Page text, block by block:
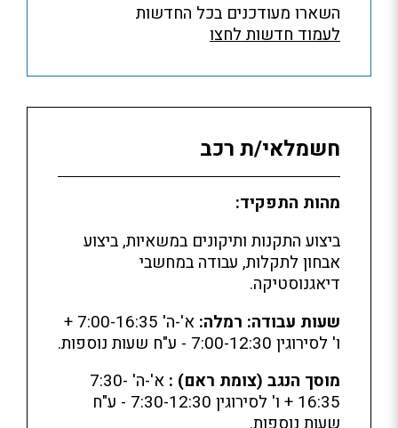
השארו מעודכנים בכל החדשות
לעמוד חדשות לחצו
חשמלאי/ת רכב
מהות התפקיד:
ביצוע התקנות ותיקונים במשאיות, ביצוע
אבחון לתקלות, עבודה במחשבי
דיאגנוסטיקה.
שעות עבודה: רמלה:
א'-ה' 7:00-16:35 +
ו' לסירוגין 7:00-12:30 - ע"ח שעות נוספות.
מוסך הנגב (צומת ראם) :
א'-ה' 7:30-
16:35 + ו' לסירוגין 7:30-12:30 - ע"ח